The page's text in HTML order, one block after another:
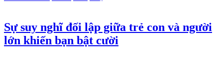
Sự suy nghĩ đối lập giữa trẻ con và người
lớn khiến bạn bật cười